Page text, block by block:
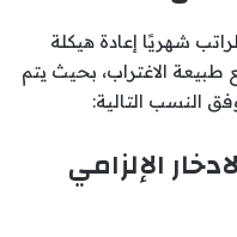
شهريًا إعادة هيكلة
طبيعة الاغتراب، بحيث يتم
النسب التالية:
بالادخار الإلزامي